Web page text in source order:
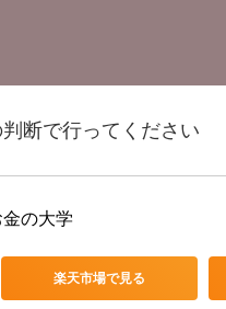
断で行ってください
の大学
楽天市場で見る